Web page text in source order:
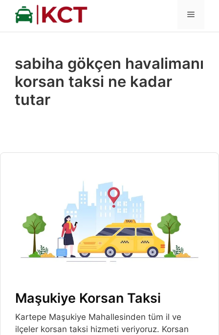
İçeriğe
MENÜ
sabiha gökçen havalimanı
korsan taksi ne kadar
tutar
Maşukiye Korsan Taksi
Kartepe Maşukiye Mahallesinden tüm il ve
ilçeler korsan taksi hizmeti veriyoruz. Korsan